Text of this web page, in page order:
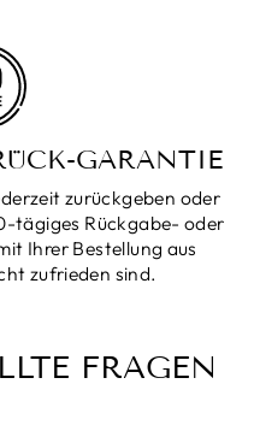
GARANTIE
zurückgeben oder
tägiges Rückgabe- oder
Ihrer Bestellung aus
zufrieden sind.
FRAGEN